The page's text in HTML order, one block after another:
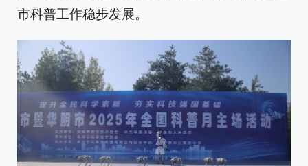
市科普工作稳步发展。